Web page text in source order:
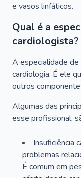
e vasos linfáticos.
Qual é a
cardiologista?
A especialidade
cardiologia. É ele
outros
Algumas das
esse profissional,
Insuficiência
problemas
É comum em